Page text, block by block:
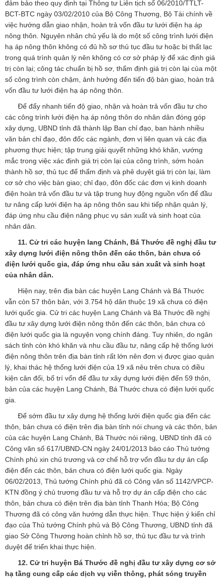
đảm bảo theo quy định tại Thông tư Liên tịch số 06/2010/TTLT-
BCT-BTC ngày 03/02/2010 của Bộ Công Thương, Bộ Tài chính về
việc hướng dẫn giao nhận, hoàn trả vốn đầu tư lưới điện hạ áp
nông thôn. Nguyên nhân chủ yếu là do một số công trình lưới điện
hạ áp nông thôn không có đủ hồ sơ thủ tục đầu tư hoặc bị thất lạc
trong quá trình quản lý nên không có cơ sở pháp lý để xác định giá
trị còn lại; công tác chuẩn bị hồ sơ, thẩm định giá trị còn lại của một
số công trình còn chậm, ảnh hưởng đến tiến độ bàn giao, hoàn trả
vốn đầu tư lưới điện hạ áp nông thôn.
Để đẩy nhanh tiến độ giao, nhận và hoàn trả vốn đầu tư cho
các công trình lưới điện hạ áp nông thôn do nhân dân đóng góp
xây dựng, UBND tỉnh đã thành lập Ban chỉ đạo, ban hành nhiều
văn bản chỉ đạo, đôn đốc các ngành, đơn vị liên quan và các địa
phương thực hiện; tập trung giải quyết những khó khăn, vướng
mắc trong việc xác định giá trị còn lại của công trình, sớm hoàn
thành hồ sơ, thủ tục để thẩm định và phê duyệt giá trị còn lại, làm
cơ sở cho việc bàn giao; chỉ đạo, đôn đốc các đơn vị kinh doanh
điện hoàn trả vốn đầu tư và tập trung huy động nguồn vốn để đầu
tư nâng cấp lưới điện hạ áp nông thôn sau khi tiếp nhận quản lý,
đáp ứng nhu cầu điện năng phục vụ sản xuất và sinh hoạt của
nhân dân.
11. Cử tri các huyện lang Chánh, Bá Thước đề nghị đầu tư
xây dựng lưới điện nông thôn đến các thôn, bản chưa có
điện lưới quốc gia, đáp ứng nhu cầu sản xuất và sinh hoạt
của nhân dân.
Hiện nay, trên địa bàn các huyện Lang Chánh và Bá Thước
vẫn còn 57 thôn bản, với 3.754 hộ dân thuộc 19 xã chưa có điện
lưới quốc gia. Cử tri các huyện Lang Chánh và Bá Thước đề nghị
đầu tư xây dựng lưới điện nông thôn đến các thôn, bản chưa có
điện lưới quốc gia là nguyện vọng chính đáng. Tuy nhiên, do ngân
sách tỉnh còn khó khăn và nhu cầu đầu tư, nâng cấp hệ thống lưới
điện nông thôn trên địa bàn tỉnh rất lớn nên đơn vị được giao quản
lý, khai thác hệ thống lưới điện của 19 xã nêu trên chưa có điều
kiện cân đối, bố trí vốn để đầu tư xây dựng lưới điện đến 59 thôn,
bản của các huyện Lang Chánh, Bá Thước chưa có điện lưới quốc
gia.
Để sớm đầu tư xây dựng hệ thống lưới điện quốc gia đến các
thôn, bản chưa có điện trên địa bàn tỉnh nói chung và các thôn, bản
của các huyện Lang Chánh, Bá Thước nói riêng, UBND tỉnh đã có
Công văn số 617/UBND-CN ngày 24/01/2013 báo cáo Thủ tướng
Chính phủ xin chủ trương và cơ chế hỗ trợ vốn đầu tư dự án cấp
điện đến các thôn, bản chưa có điện lưới quốc gia. Ngày
06/02/2013, Thủ tướng Chính phủ đã có Công văn số 1142/VPCP-
KTN đồng ý chủ trương đầu tư và hỗ trợ dự án cấp điện cho các
thôn, bản chưa có điện trên địa bàn tỉnh Thanh Hóa; Bộ Công
Thương đã có công văn hướng dẫn thực hiện. Thực hiện ý kiến chỉ
đạo của Thủ tướng Chính phủ và Bộ Công Thương, UBND tỉnh đã
giao Sở Công Thương hoàn chỉnh hồ sơ, thủ tục đầu tư và trình
duyệt để triển khai thực hiện.
12. Cử tri huyện Bá Thước đề nghị đầu tư xây dựng cơ sở
hạ tầng cung cấp các dịch vụ viễn thông, phát sóng truyền